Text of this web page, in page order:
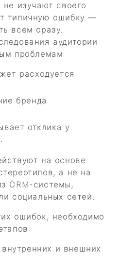
изучают своего
типичную ошибку —
всем сразу.
аудитории
проблемам:
расходуется
бренда
отклика у
на основе
а не на
CRM-системы,
социальных сетей.
ошибок, необходимо
и внешних